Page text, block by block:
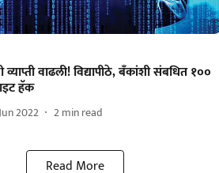
वाढली! विद्यापीठे, बँकांशी संबधित १००
हॅक
2022 2min read
Read More